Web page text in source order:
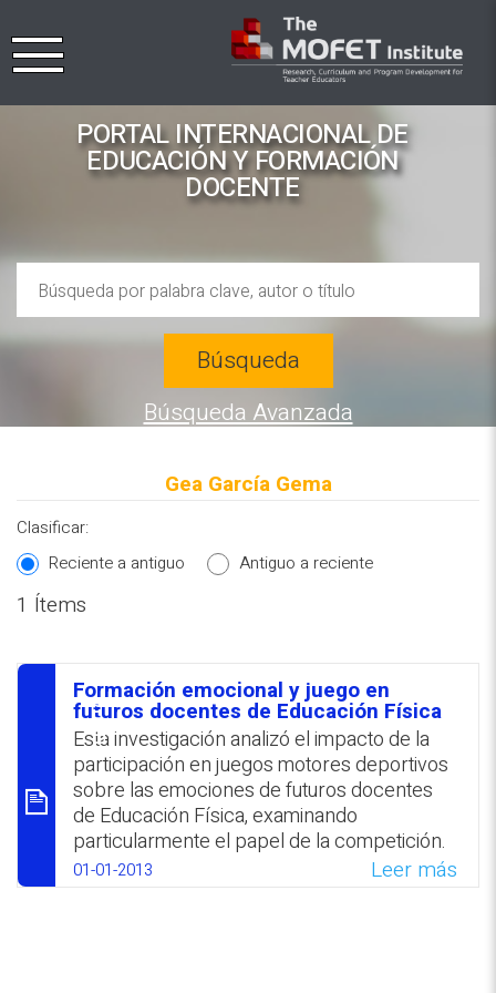
PORTAL INTERNACIONAL DE
EDUCACIÓN Y FORMACIÓN
DOCENTE
REPOSITORIO EN LÍNEA DE
CONTENIDOS ACADÉMICOS SOBRE
EDUCACIÓN Y FORMACIÓN DEL
PROFESORADO
Búsqueda
Búsqueda Avanzada
Gea García Gema
Clasificar:
Reciente a antiguo
Antiguo a reciente
1 Ítems
סיכום
Formación emocional y juego en
futuros docentes de Educación Física
Esta investigación analizó el impacto de la
participación en juegos motores deportivos
sobre las emociones de futuros docentes
de Educación Física, examinando
particularmente el papel de la competición.
WhatsApp
Facebook
Twitter
Email
01-01-2013 Leer más